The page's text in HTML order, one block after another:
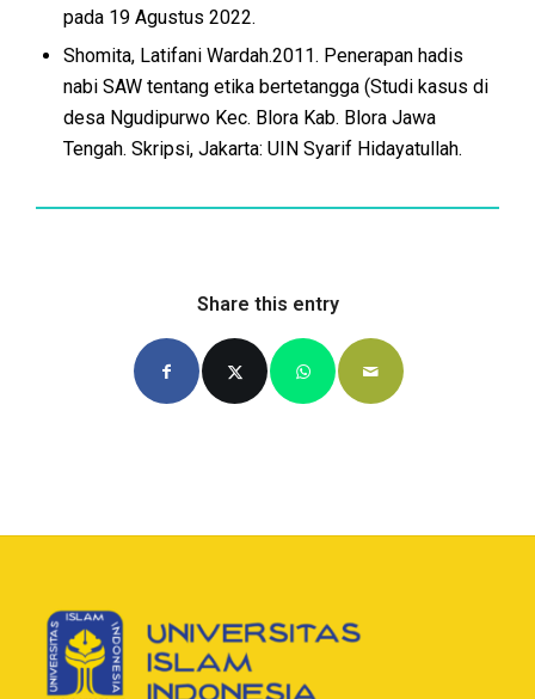
pada 19 Agustus 2022.
Shomita, Latifani Wardah.2011. Penerapan hadis
nabi SAW tentang etika bertetangga (Studi kasus di
desa Ngudipurwo Kec. Blora Kab. Blora Jawa
Tengah. Skripsi, Jakarta: UIN Syarif Hidayatullah.
Share this entry